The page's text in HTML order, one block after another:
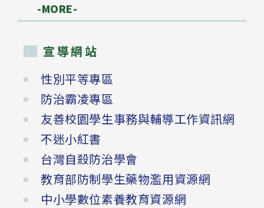
-MORE-
宣導網站
性別平等專區
防治霸凌專區
友善校園學生事務與輔導工作資訊網
不迷小紅書
台灣自殺防治學會
教育部防制學生藥物濫用資源網
中小學數位素養教育資源網